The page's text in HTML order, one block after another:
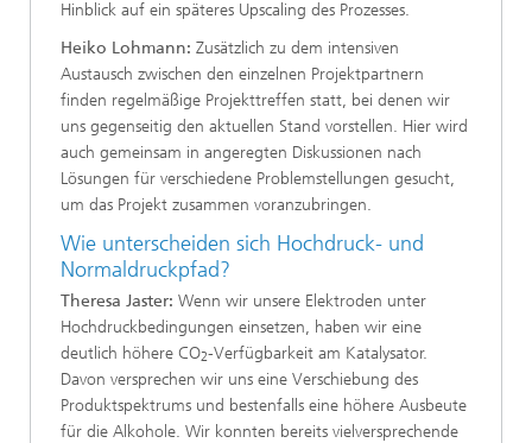
Hinblick auf ein späteres Upscaling des Prozesses.
Heiko Lohmann: Zusätzlich zu dem intensiven
Austausch zwischen den einzelnen Projektpartnern
finden regelmäßige Projekttreffen statt, bei denen wir
uns gegenseitig den aktuellen Stand vorstellen. Hier wird
auch gemeinsam in angeregten Diskussionen nach
Lösungen für verschiedene Problemstellungen gesucht,
um das Projekt zusammen voranzubringen.
Wie unterscheiden sich Hochdruck- und
Normaldruckpfad?
Theresa Jaster: Wenn wir unsere Elektroden unter
Hochdruckbedingungen einsetzen, haben wir eine
deutlich höhere CO2-Verfügbarkeit am Katalysator.
Davon versprechen wir uns eine Verschiebung des
Produktspektrums und bestenfalls eine höhere Ausbeute
für die Alkohole. Wir konnten bereits vielversprechende